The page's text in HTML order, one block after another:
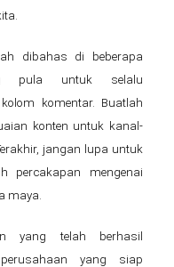
dibahas di beberapa
pula untuk selalu
komentar. Buatlah
konten untuk kanal-
jangan lupa untuk
percakapan mengenai
maya.
yang telah berhasil
yang siap